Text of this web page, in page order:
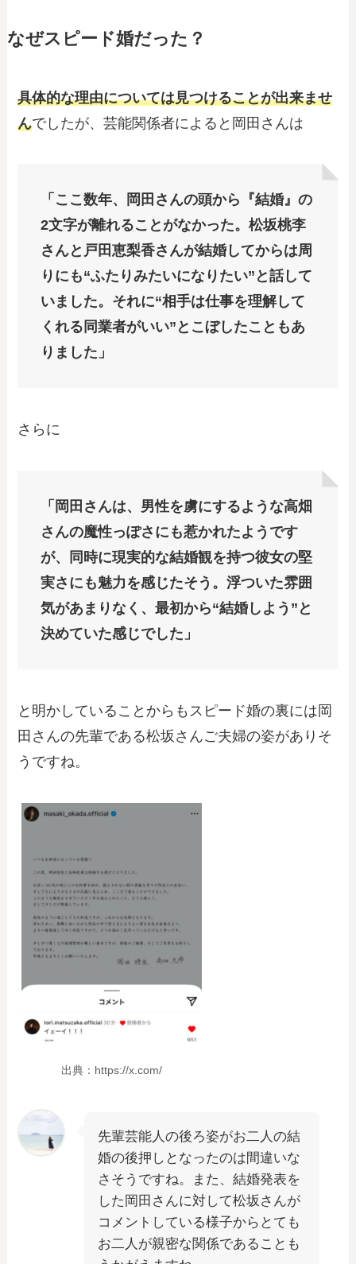
なぜスピード婚だった？
具体的な理由については見つけることが出来ませ
んでしたが、芸能関係者によると岡田さんは
「ここ数年、岡田さんの頭から『結婚』の
2文字が離れることがなかった。松坂桃李
さんと戸田恵梨香さんが結婚してからは周
りにも“ふたりみたいになりたい”と話して
いました。それに“相手は仕事を理解して
くれる同業者がいい”とこぼしたこともあ
りました」
さらに
「岡田さんは、男性を虜にするような高畑
さんの魔性っぽさにも惹かれたようです
が、同時に現実的な結婚観を持つ彼女の堅
実さにも魅力を感じたそう。浮ついた雰囲
気があまりなく、最初から“結婚しよう”と
決めていた感じでした」
と明かしていることからもスピード婚の裏には岡
田さんの先輩である松坂さんご夫婦の姿がありそ
うですね。
出典：https://x.com/
先輩芸能人の後ろ姿がお二人の結
婚の後押しとなったのは間違いな
さそうですね。また、結婚発表を
した岡田さんに対して松坂さんが
コメントしている様子からとても
お二人が親密な関係であることも